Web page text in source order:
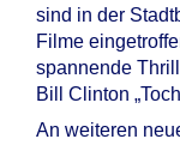
sind in der
Filme
spannende
Bill Clinton
An weiteren